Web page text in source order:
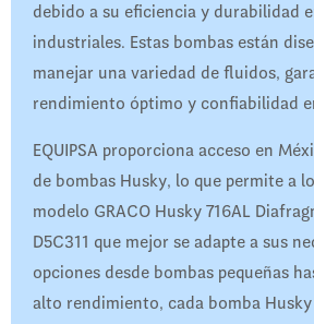
debido a su eficiencia y durabilidad
industriales. Estas bombas están
manejar una variedad de fluidos,
rendimiento óptimo y confiabilidad
EQUIPSA proporciona acceso en
de bombas Husky, lo que permite a
modelo GRACO Husky 716AL
D5C311 que mejor se adapte a sus
opciones desde bombas pequeñas
alto rendimiento, cada bomba Husky